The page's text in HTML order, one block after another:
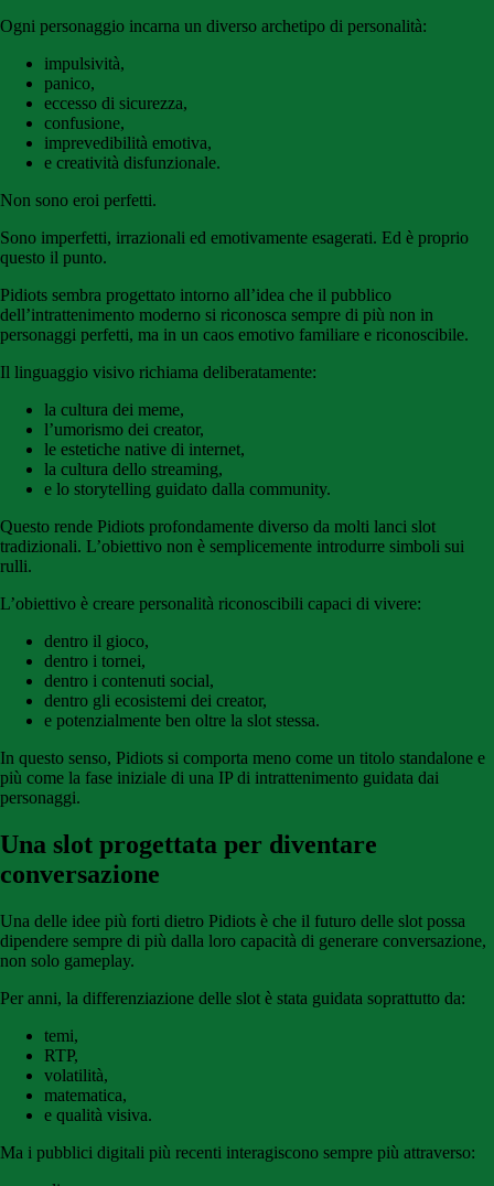
Ogni personaggio incarna un diverso archetipo di personalità:
impulsività,
panico,
eccesso di sicurezza,
confusione,
imprevedibilità emotiva,
e creatività disfunzionale.
Non sono eroi perfetti.
Sono imperfetti, irrazionali ed emotivamente esagerati. Ed è proprio
questo il punto.
Pidiots sembra progettato intorno all’idea che il pubblico
dell’intrattenimento moderno si riconosca sempre di più non in
personaggi perfetti, ma in un caos emotivo familiare e riconoscibile.
Il linguaggio visivo richiama deliberatamente:
la cultura dei meme,
l’umorismo dei creator,
le estetiche native di internet,
la cultura dello streaming,
e lo storytelling guidato dalla community.
Questo rende Pidiots profondamente diverso da molti lanci slot
tradizionali. L’obiettivo non è semplicemente introdurre simboli sui
rulli.
L’obiettivo è creare personalità riconoscibili capaci di vivere:
dentro il gioco,
dentro i tornei,
dentro i contenuti social,
dentro gli ecosistemi dei creator,
e potenzialmente ben oltre la slot stessa.
In questo senso, Pidiots si comporta meno come un titolo standalone e
più come la fase iniziale di una IP di intrattenimento guidata dai
personaggi.
Una slot progettata per diventare
conversazione
Una delle idee più forti dietro Pidiots è che il futuro delle slot possa
dipendere sempre di più dalla loro capacità di generare conversazione,
non solo gameplay.
Per anni, la differenziazione delle slot è stata guidata soprattutto da:
temi,
RTP,
volatilità,
matematica,
e qualità visiva.
Ma i pubblici digitali più recenti interagiscono sempre più attraverso: